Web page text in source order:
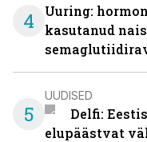
4
Uuring:
kasutanud
5
UUDISED
Delfi:
elupäästvat